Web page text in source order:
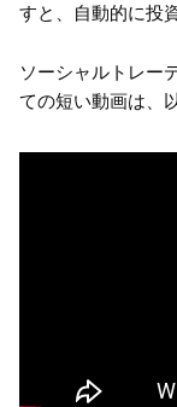
すと、自動的に投
ソーシャルトレー
ての短い動画は、